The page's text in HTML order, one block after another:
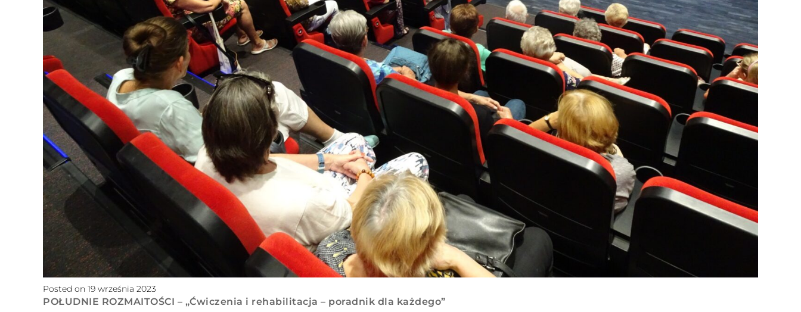
Posted on 19 września 2023
POŁUDNIE ROZMAITOŚCI – „Ćwiczenia i rehabilitacja – poradnik dla każdego”